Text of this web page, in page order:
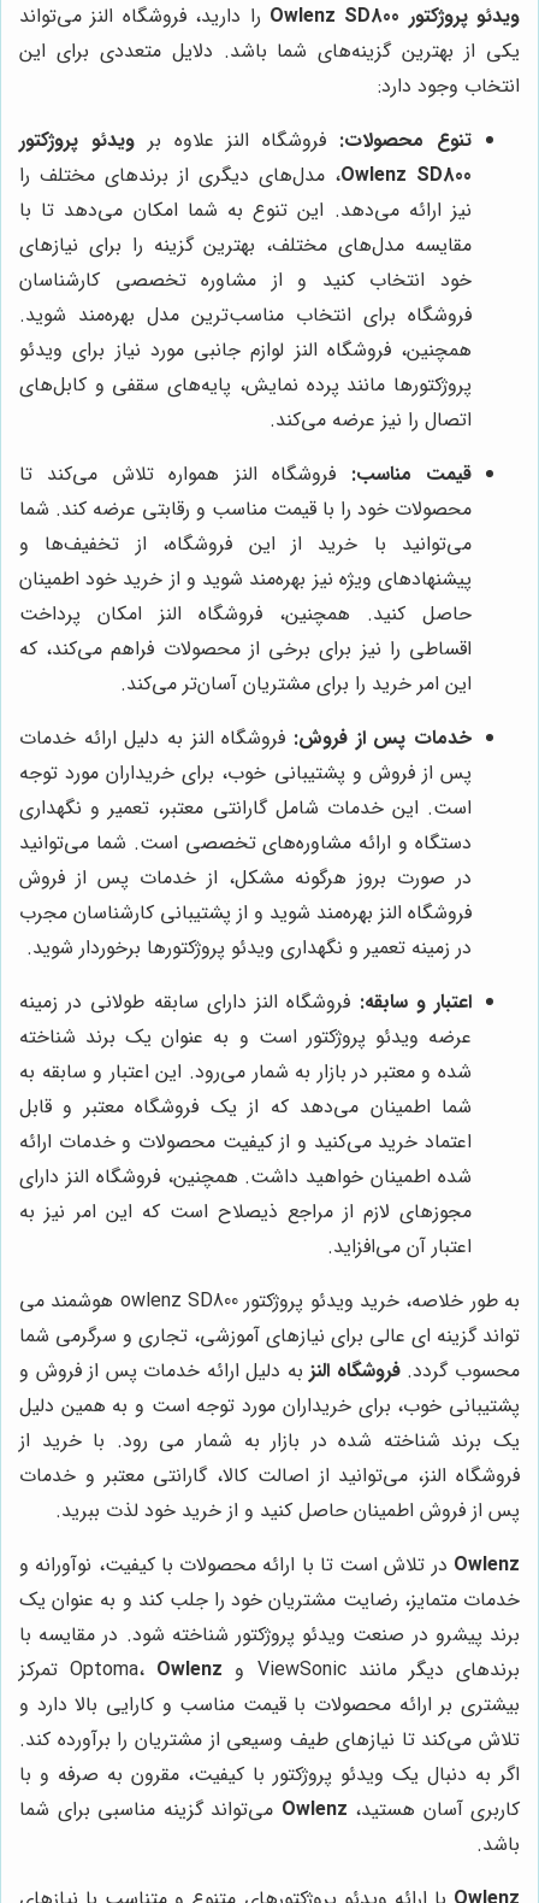
ویدئو پروژکتور Owlenz SD800
را دارید، فروشگاه النز می‌تواند
یکی از بهترین گزینه‌های شما باشد. دلایل متعددی برای این
انتخاب وجود دارد:
تنوع محصولات: فروشگاه النز علاوه برویدئو پروژکتور
Owlenz SD800، مدل‌های دیگری از برندهای مختلف را
نیز ارائه می‌دهد. این تنوع به شما امکان می‌دهد تا با
مقایسه مدل‌های مختلف، بهترین گزینه را برای نیازهای
خود انتخاب کنید و از مشاوره تخصصی کارشناسان
فروشگاه برای انتخاب مناسب‌ترین مدل بهره‌مند شوید.
همچنین، فروشگاه النز لوازم جانبی مورد نیاز برای ویدئو
پروژکتورها مانند پرده نمایش، پایه‌های سقفی و کابل‌های
اتصال را نیز عرضه می‌کند.
قیمت مناسب: فروشگاه النز همواره تلاش می‌کند تا
محصولات خود را با قیمت مناسب و رقابتی عرضه کند. شما
می‌توانید با خرید از این فروشگاه، از تخفیف‌ها و
پیشنهادهای ویژه نیز بهره‌مند شوید و از خرید خود اطمینان
حاصل کنید. همچنین، فروشگاه النز امکان پرداخت
اقساطی را نیز برای برخی از محصولات فراهم می‌کند، که
این امر خرید را برای مشتریان آسان‌تر می‌کند.
خدمات پس از فروش: فروشگاه النز به دلیل ارائه خدمات
پس از فروش و پشتیبانی خوب، برای خریداران مورد توجه
است. این خدمات شامل گارانتی معتبر، تعمیر و نگهداری
دستگاه و ارائه مشاوره‌های تخصصی است. شما می‌توانید
در صورت بروز هرگونه مشکل، از خدمات پس از فروش
فروشگاه النز بهره‌مند شوید و از پشتیبانی کارشناسان مجرب
در زمینه تعمیر و نگهداری ویدئو پروژکتورها برخوردار شوید.
اعتبار و سابقه: فروشگاه النز دارای سابقه طولانی در زمینه
عرضه ویدئو پروژکتور است و به عنوان یک برند شناخته
شده و معتبر در بازار به شمار می‌رود. این اعتبار و سابقه به
شما اطمینان می‌دهد که از یک فروشگاه معتبر و قابل
اعتماد خرید می‌کنید و از کیفیت محصولات و خدمات ارائه
شده اطمینان خواهید داشت. همچنین، فروشگاه النز دارای
مجوزهای لازم از مراجع ذیصلاح است که این امر نیز به
اعتبار آن می‌افزاید.
به طور خلاصه، خرید ویدئو پروژکتور owlenz SD800 هوشمند می
تواند گزینه ای عالی برای نیازهای آموزشی، تجاری و سرگرمی شما
محسوب گردد.فروشگاه النزبه دلیل ارائه خدمات پس از فروش و
پشتیبانی خوب، برای خریداران مورد توجه است و به همین دلیل
یک برند شناخته شده در بازار به شمار می رود. با خرید از
فروشگاه النز، می‌توانید از اصالت کالا، گارانتی معتبر و خدمات
پس از فروش اطمینان حاصل کنید و از خرید خود لذت ببرید.
Owlenz در تلاش است تا با ارائه محصولات با کیفیت، نوآورانه و
خدمات متمایز، رضایت مشتریان خود را جلب کند و به عنوان یک
برند پیشرو در صنعت ویدئو پروژکتور شناخته شود. در مقایسه با
برندهای دیگر مانند ViewSonic و Optoma،
Owlenz
تمرکز
بیشتری بر ارائه محصولات با قیمت مناسب و کارایی بالا دارد و
تلاش می‌کند تا نیازهای طیف وسیعی از مشتریان را برآورده کند.
اگر به دنبال یک ویدئو پروژکتور با کیفیت، مقرون به صرفه و با
کاربری آسان هستید، Owlenz می‌تواند گزینه مناسبی برای شما
باشد.